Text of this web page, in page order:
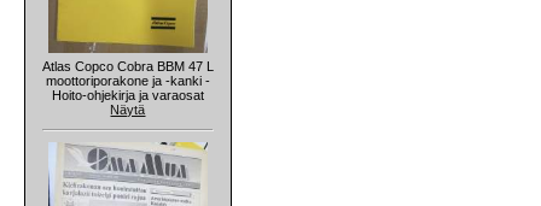
Atlas Copco Cobra BBM 47 L
moottoriporakone ja -kanki -
Hoito-ohjekirja ja varaosat
Näytä